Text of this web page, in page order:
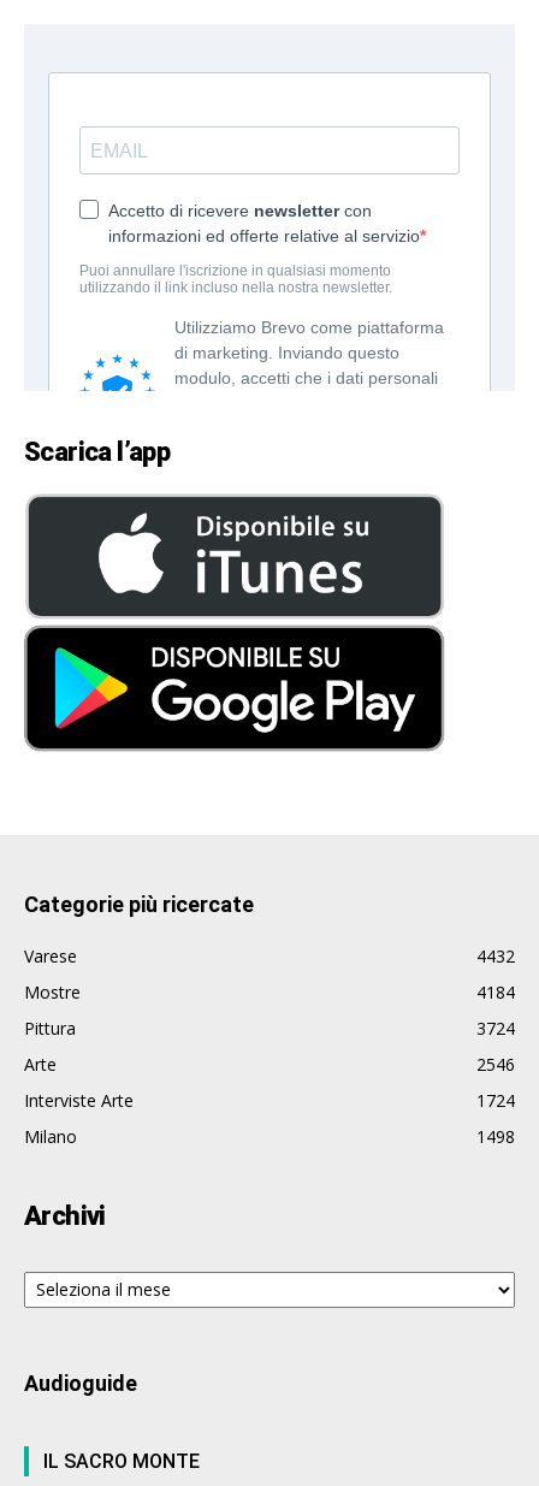
Scarica l’app
Categorie più ricercate
Varese
4432
Mostre
4184
Pittura
3724
Arte
2546
Interviste Arte
1724
Milano
1498
Archivi
Archivi
Audioguide
IL SACRO MONTE